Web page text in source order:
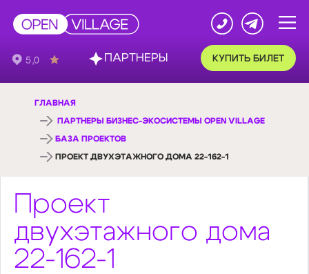
КУПИТЬ БИЛЕТ
ГЛАВНАЯ
ПАРТНЕРЫ БИЗНЕС-ЭКОСИСТЕМЫ OPEN VILLAGE
БАЗА ПРОЕКТОВ
ПРОЕКТ ДВУХЭТАЖНОГО ДОМА 22-162-1
Проект
двухэтажного дома
22-162-1